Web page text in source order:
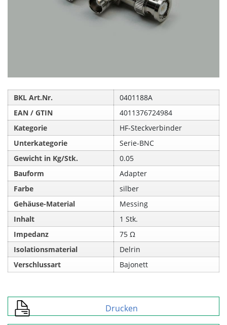
BKL Art.Nr.
0401188A
EAN / GTIN
4011376724984
Kategorie
HF-Steckverbinder
Unterkategorie
Serie-BNC
Gewicht in Kg/Stk.
0.05
Bauform
Adapter
Farbe
silber
Gehäuse-Material
Messing
Inhalt
1 Stk.
Impedanz
75 Ω
Isolationsmaterial
Delrin
Verschlussart
Bajonett
Drucken